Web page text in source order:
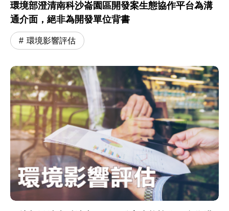
環境部澄清南科沙崙園區開發案生態協作平台為溝
通介面，絕非為開發單位背書
環境影響評估